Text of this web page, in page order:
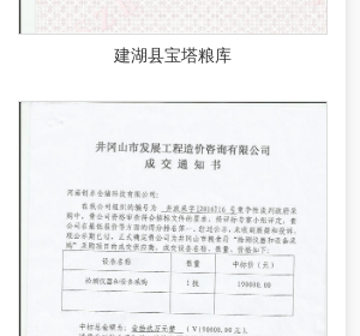
建湖县宝塔粮库